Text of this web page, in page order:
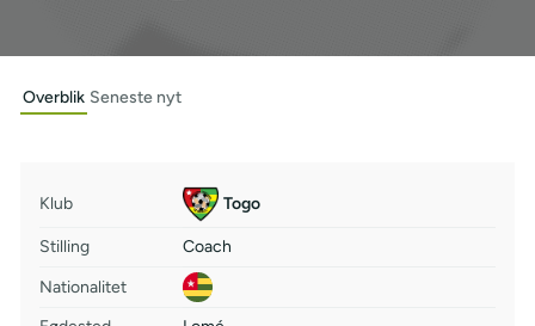
Overblik Seneste nyt
Klub Togo
Stilling
Coach
Nationalitet